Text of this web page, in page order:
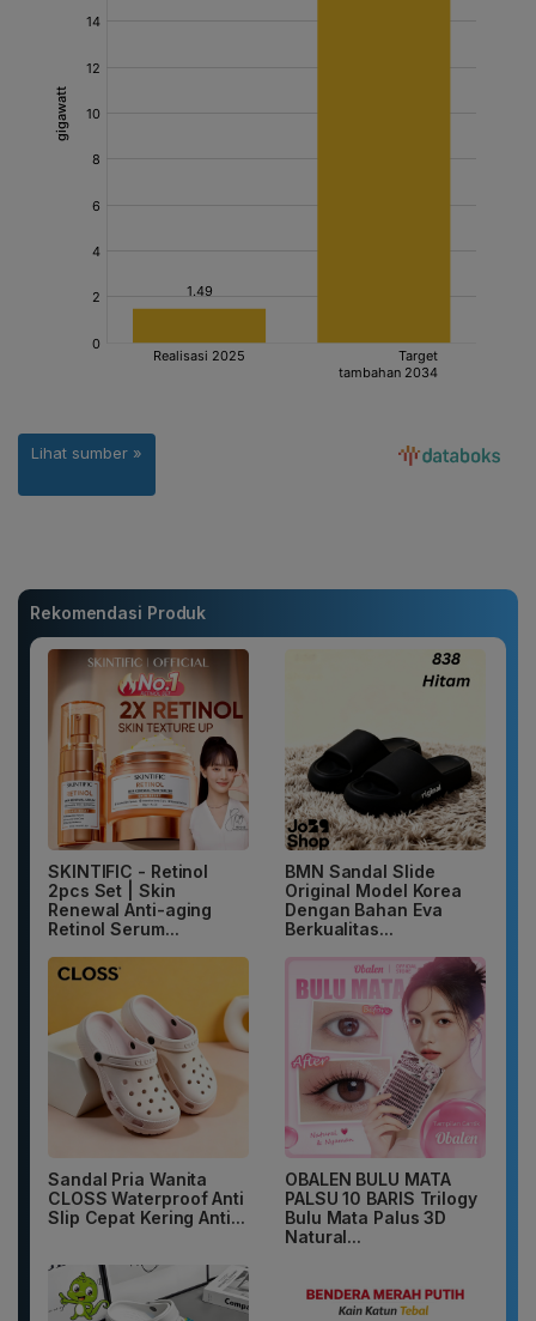
Rekomendasi Produk
SKINTIFIC - Retinol
2pcs Set | Skin
Renewal Anti-aging
Retinol Serum...
BMN Sandal Slide
Original Model Korea
Dengan Bahan Eva
Berkualitas...
Sandal Pria Wanita
CLOSS Waterproof Anti
Slip Cepat Kering Anti...
OBALEN BULU MATA
PALSU 10 BARIS Trilogy
Bulu Mata Palus 3D
Natural...